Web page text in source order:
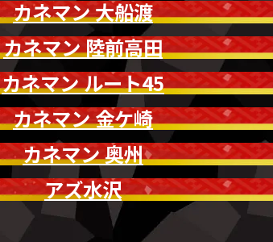
カネマン 大船渡
カネマン 陸前高田
カネマン ルート45
カネマン 金ケ崎
カネマン 奥州
アズ水沢